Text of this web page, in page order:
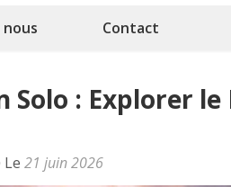
Contact
Solo : Explorer
Le 21 juin 2026